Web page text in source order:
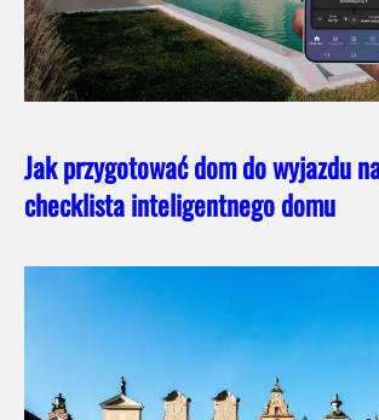
Jak przygotować dom do wyjazdu
checklista inteligentnego domu